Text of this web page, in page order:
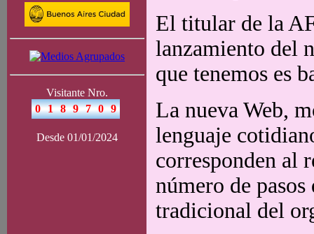
Visitante Nro.
Desde 01/01/2024
El titular de la
lanzamiento del
que tenemos es
La nueva Web,
lenguaje
corresponden al
número de
tradicional del